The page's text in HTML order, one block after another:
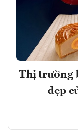
Thị trường
đẹp